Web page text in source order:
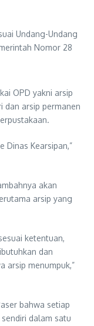
Undang-Undang
Nomor 28
OPD yakni arsip
dan arsip permanen
Dinas Kearsipan,”
akan
arsip yang
ketentuan,
dan
arsip menumpuk,”
bahwa setiap
dalam satu